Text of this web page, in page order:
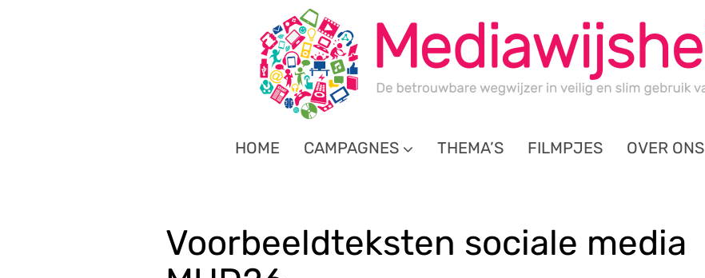
HOME CAMPAGNES THEMA’S FILMPJES OVER ONS
Voorbeeldteksten sociale media